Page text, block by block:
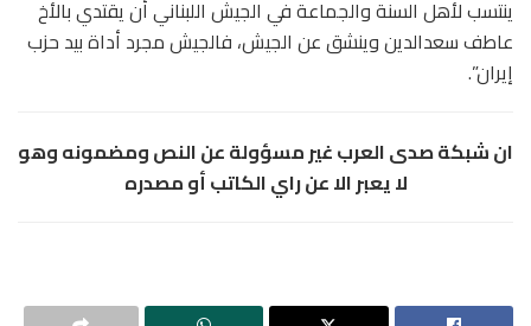
ينتسب لأهل السنة والجماعة في الجيش اللبناني أن يقتدي بالأخ
عاطف سعدالدين وينشق عن الجيش، فالجيش مجرد أداة بيد حزب
إيران”.
ان شبكة صدى العرب غير مسؤولة عن النص ومضمونه وهو
لا يعبر الا عن راي الكاتب أو مصدره